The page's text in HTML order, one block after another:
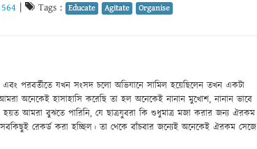
564 Tags : Educate Agitate Organise
এবং পরবর্তীতে যখন সংসদ চলো অভিযানে সামিল হয়েছিলেন তখন একটা
অনেকেই হাসাহাসি করেছি তা হল অনেকেই নানান মুখোশ, নানান ভাবে
আমরা বুঝতে পারিনি, যে ছাত্রযুবরা কি শুধুমাত্র মজা করার জন্য ঐরকম
রেকর্ড করা হচ্ছিল। তা থেকে বাঁচবার জন্যেই অনেকেই ঐরকম সেজে